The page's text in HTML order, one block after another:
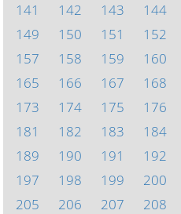
141
142 143 144
149
150 151 152
157
158 159 160
165
166 167 168
173
174 175 176
181
182 183 184
189
190 191 192
197
198 199 200
205
206 207 208